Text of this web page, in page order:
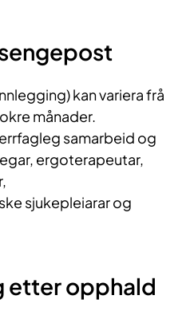
kan variera frå
månader.
samarbeid og
ergoterapeutar,
sjukepleiarar og
etter opphald